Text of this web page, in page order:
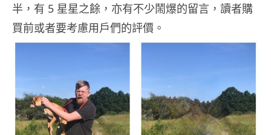
半，有 5 星星之餘，亦有不少鬧爆的留言，讀者購
買前或者要考慮用戶們的評價。